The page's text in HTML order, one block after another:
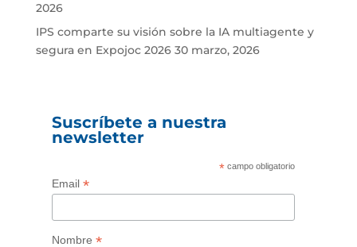
2026
IPS comparte su visión sobre la IA multiagente y
segura en Expojoc 2026 30 marzo, 2026
Suscríbete a nuestra
newsletter
* campo obligatorio
Email *
Nombre *